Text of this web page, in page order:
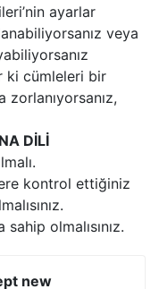
ayarlar
veya
ki cümleleri bir
DİLİ
kontrol ettiğiniz
sahip olmalısınız.
new